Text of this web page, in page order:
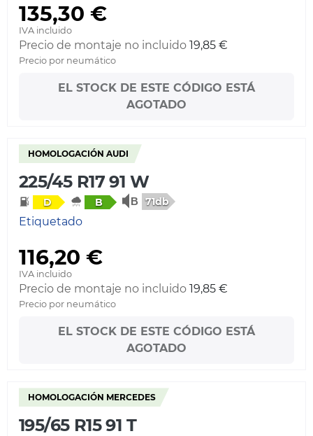
135,30 €
IVA incluido
Precio de montaje no incluido 19,85 €
Precio por neumático
EL STOCK DE ESTE CÓDIGO ESTÁ
AGOTADO
HOMOLOGACIÓN AUDI
225/45 R17 91 W
D B 71db
Etiquetado
116,20 €
IVA incluido
Precio de montaje no incluido 19,85 €
Precio por neumático
EL STOCK DE ESTE CÓDIGO ESTÁ
AGOTADO
HOMOLOGACIÓN MERCEDES
195/65 R15 91 T